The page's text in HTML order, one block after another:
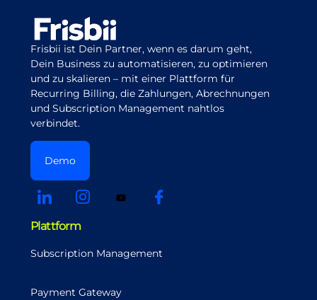
Frisbii ist Dein Partner, wenn es darum geht,
Dein Business zu automatisieren, zu optimieren
und zu skalieren – mit einer Plattform für
Recurring Billing, die Zahlungen, Abrechnungen
und Subscription Management nahtlos
verbindet.
Demo
Plattform
Subscription Management
Payment Gateway